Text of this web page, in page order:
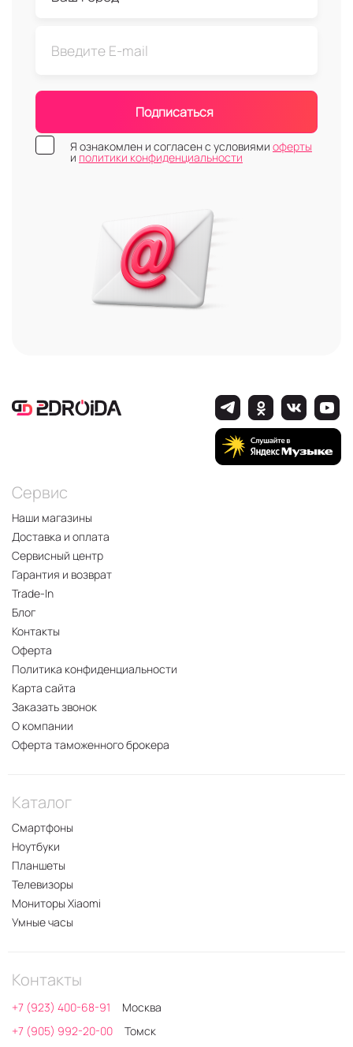
Подписаться
Я ознакомлен и согласен с условиями оферты
и политики конфиденциальности
Сервис
Наши магазины
Доставка и оплата
Сервисный центр
Гарантия и возврат
Trade-In
Блог
Контакты
Оферта
Политика конфиденциальности
Карта сайта
Заказать звонок
О компании
Оферта таможенного брокера
Каталог
Смартфоны
Ноутбуки
Планшеты
Телевизоры
Мониторы Xiaomi
Умные часы
Контакты
+7 (923) 400-68-91
Москва
+7 (905) 992-20-00
Томск